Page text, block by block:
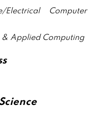
Electrical Computer
& Applied Computing